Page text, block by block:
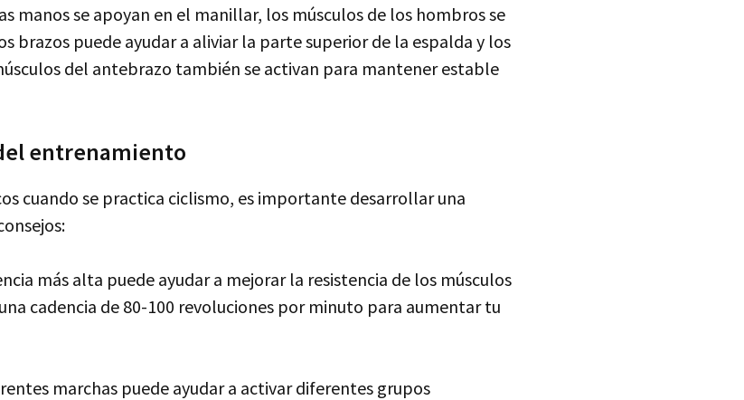
manos se apoyan en el manillar, los músculos de los hombros se
brazos puede ayudar a aliviar la parte superior de la espalda y los
del antebrazo también se activan para mantener estable
entrenamiento
cuando se practica ciclismo, es importante desarrollar una
más alta puede ayudar a mejorar la resistencia de los músculos
cadencia de 80-100 revoluciones por minuto para aumentar tu
marchas puede ayudar a activar diferentes grupos